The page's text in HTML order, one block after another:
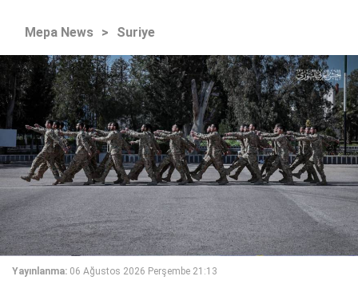
Mepa News > Suriye
Yayınlanma: 06 Ağustos 2026 Perşembe 21:13